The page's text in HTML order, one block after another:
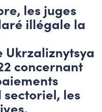
les juges
illégale la
concernant
les